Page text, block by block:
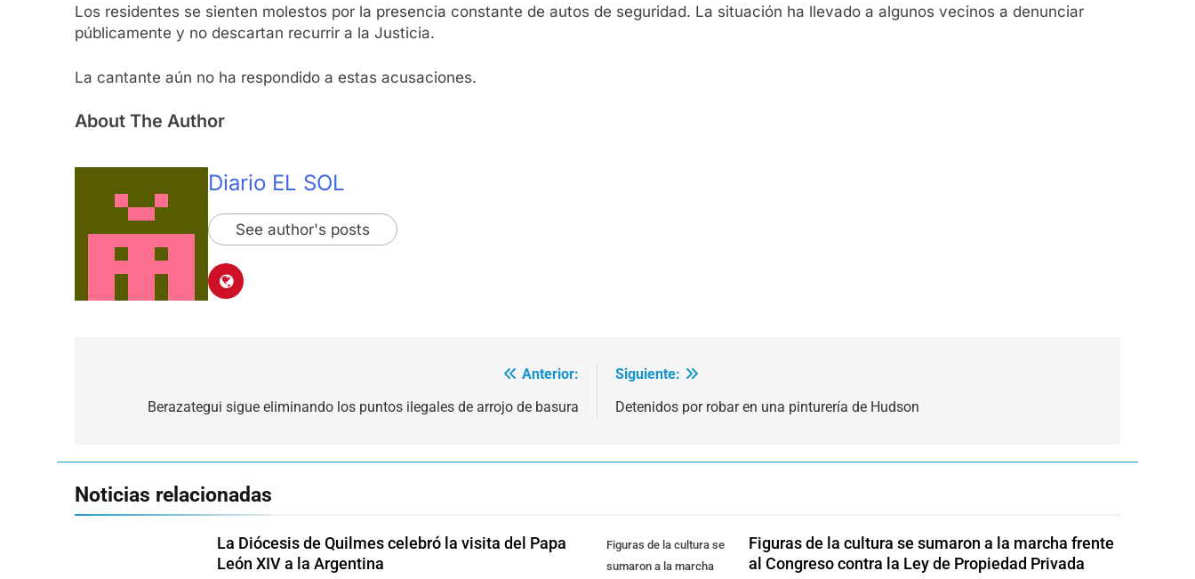
Los residentes se sienten molestos por la presencia constante de autos de seguridad. La situación ha llevado a algunos vecinos a denunciar
públicamente y no descartan recurrir a la Justicia.
La cantante aún no ha respondido a estas acusaciones.
About The Author
Diario EL SOL
See author's posts
Anterior:
Berazategui sigue eliminando los puntos ilegales de arrojo de basura
Siguiente:
Detenidos por robar en una pinturería de Hudson
Noticias relacionadas
La Diócesis de Quilmes celebró la visita del Papa
León XIV a la Argentina
Figuras de la cultura se
sumaron a la marcha
Figuras de la cultura se sumaron a la marcha frente
al Congreso contra la Ley de Propiedad Privada